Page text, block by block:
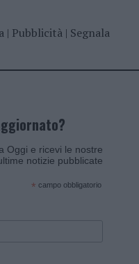
| Pubblicità| Segnala
Oggi e ricevi le nostre
notizie pubblicate
* campo obbligatorio